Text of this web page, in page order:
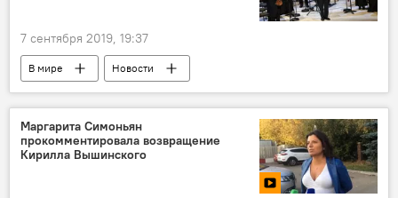
7 сентября 2019, 19:37
В мире Новости
Маргарита Симоньян
прокомментировала возвращение
Кирилла Вышинского